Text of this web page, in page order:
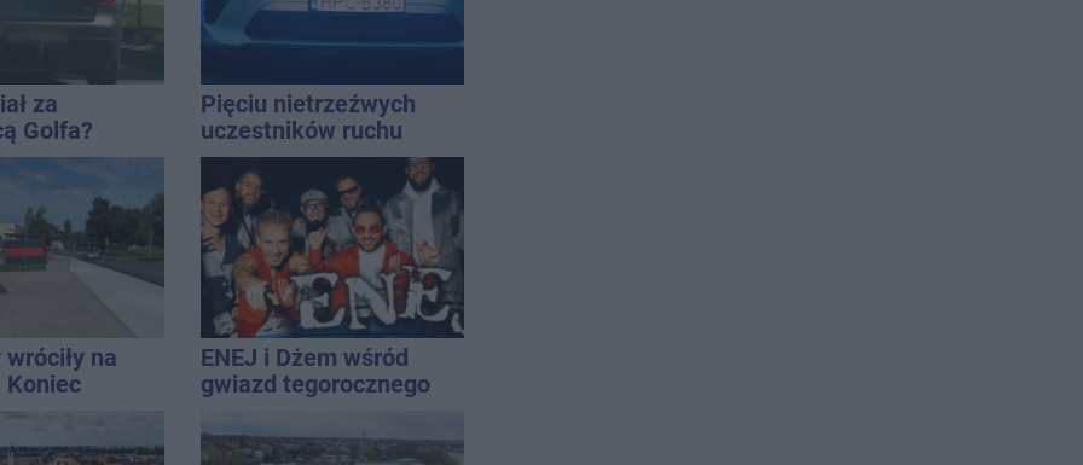
za
Golfa?
po
Pięciu nietrzeźwych
uczestników ruchu
wpadło w ręce policji.
Rekordzista miał 2,6
promila
na
Koniec
ENEJ i Dżem wśród
gwiazd tegorocznego